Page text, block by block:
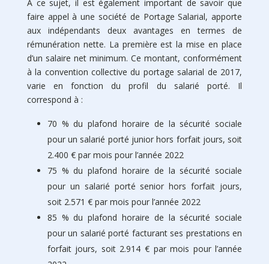
À ce sujet, il est également important de savoir que
faire appel à une société de Portage Salarial, apporte
aux indépendants deux avantages en termes de
rémunération nette. La première est la mise en place
d’un salaire net minimum. Ce montant, conformément
à la convention collective du portage salarial de 2017,
varie en fonction du profil du salarié porté. Il
correspond à :
70 % du plafond horaire de la sécurité sociale
pour un salarié porté junior hors forfait jours, soit
2.400 € par mois pour l’année 2022
75 % du plafond horaire de la sécurité sociale
pour un salarié porté senior hors forfait jours,
soit 2.571 € par mois pour l’année 2022
85 % du plafond horaire de la sécurité sociale
pour un salarié porté facturant ses prestations en
forfait jours, soit 2.914 € par mois pour l’année